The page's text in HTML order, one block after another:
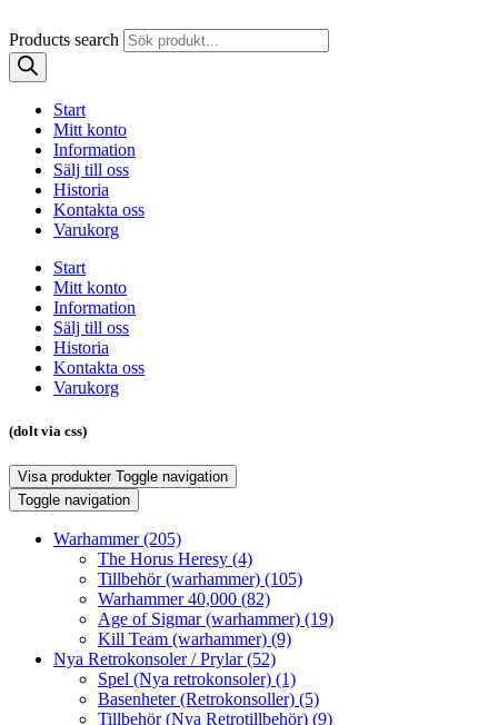
Products search
Start
Mitt konto
Information
Sälj till oss
Historia
Kontakta oss
Varukorg
Start
Mitt konto
Information
Sälj till oss
Historia
Kontakta oss
Varukorg
(dolt via css)
Visa produkter Toggle navigation
Toggle navigation
Warhammer(205)
The Horus Heresy (4)
Tillbehör (warhammer) (105)
Warhammer 40,000 (82)
Age of Sigmar (warhammer) (19)
Kill Team (warhammer) (9)
Nya Retrokonsoler / Prylar(52)
Spel (Nya retrokonsoler) (1)
Basenheter (Retrokonsoller) (5)
Tillbehör (Nya Retrotillbehör) (9)